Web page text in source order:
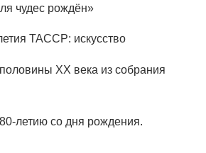
чудес рождён»
ТАССР: искусство
ХХ века из собрания
летию со дня рождения.